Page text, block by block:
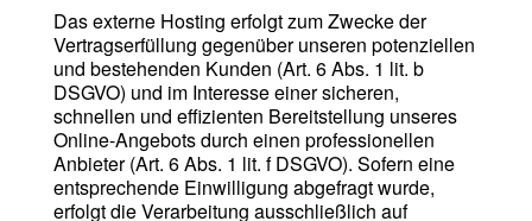
Das externe Hosting erfolgt zum Zwecke der
Vertragserfüllung gegenüber unseren potenziellen
und bestehenden Kunden (Art. 6 Abs. 1 lit. b
DSGVO) und im Interesse einer sicheren,
schnellen und effizienten Bereitstellung unseres
Online-Angebots durch einen professionellen
Anbieter (Art. 6 Abs. 1 lit. f DSGVO). Sofern eine
entsprechende Einwilligung abgefragt wurde,
erfolgt die Verarbeitung ausschließlich auf